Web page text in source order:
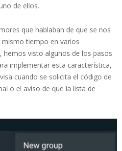
de ellos.
que hablaban de que se nos
tiempo en varios
hemos visto algunos de los pasos
implementar esta característica,
cuando se solicita el código de
o el aviso de que la lista de